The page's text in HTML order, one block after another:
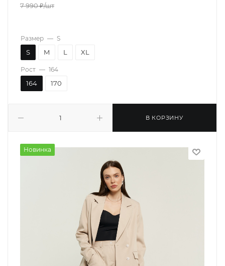
7 990₽/шт
В КОРЗИНУ
Размер — S
S M L XL
Рост — 164
164 170
Новинка